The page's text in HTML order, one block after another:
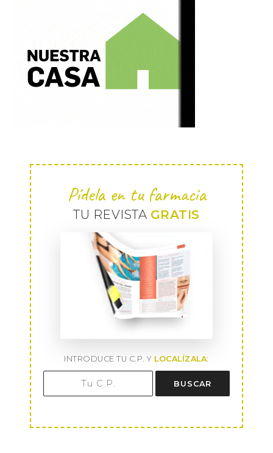
Pídela en tu farmacia
TU REVISTA GRATIS
INTRODUCE TU C.P. Y LOCALÍZALA:
BUSCAR